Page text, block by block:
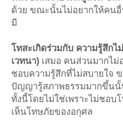
ด้วย ขณะนั้นไม่อยากให้คน
มี
โทสะเกิดร่วมกับ ความรู้สึกไ
เวทนา) เสมอ คนส่วนมากไม่
ชอบความรู้สึกที่ไม่สบายใจ
ปัญญารู้สภาพธรรมมากขึ้นนั้
ทั้งนี้โดยไม่ใช่เพราะไม่ชอบ
เห็นโทษภัยของอกุศล